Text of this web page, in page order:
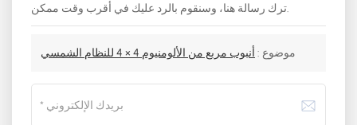
ترك رسالة هنا، وسنقوم بالرد عليك في أقرب وقت ممكن.
موضوع : أنبوب مربع من الألومنيوم 4 × 4 للنظام الشمسي